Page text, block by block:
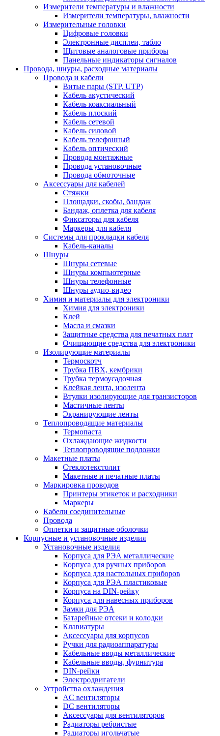
Измерители температуры и влажности
Измерители температуры, влажности
Измерительные головки
Цифровые головки
Электронные дисплеи, табло
Щитовые аналоговые приборы
Панельные индикаторы сигналов
Провода, шнуры, расходные материалы
Провода и кабели
Витые пары (STP, UTP)
Кабель акустический
Кабель коаксиальный
Кабель плоский
Кабель сетевой
Кабель силовой
Кабель телефонный
Кабель оптический
Провода монтажные
Провода установочные
Провода обмоточные
Аксессуары для кабелей
Стяжки
Площадки, скобы, бандаж
Бандаж, оплетка для кабеля
Фиксаторы для кабеля
Маркеры для кабеля
Системы для прокладки кабеля
Кабель-каналы
Шнуры
Шнуры сетевые
Шнуры компьютерные
Шнуры телефонные
Шнуры аудио-видео
Химия и материалы для электроники
Химия для электроники
Клей
Масла и смазки
Защитные средства для печатных плат
Очищающие средства для электроники
Изолирующие материалы
Термоскотч
Трубка ПВХ, кембрики
Трубка термоусадочная
Клейкая лента, изолента
Втулки изолирующие для транзисторов
Мастичные ленты
Экранирующие ленты
Теплопроводящие материалы
Термопаста
Охлаждающие жидкости
Теплопроводящие подложки
Макетные платы
Стеклотекстолит
Макетные и печатные платы
Маркировка проводов
Принтеры этикеток и расходники
Маркеры
Кабели соединительные
Провода
Оплетки и защитные оболочки
Корпусные и установочные изделия
Установочные изделия
Корпуса для РЭА металлические
Корпуса для ручных приборов
Корпуса для настольных приборов
Корпуса для РЭА пластиковые
Корпуса на DIN-рейку
Корпуса для навесных приборов
Замки для РЭА
Батарейные отсеки и колодки
Клавиатуры
Аксессуары для корпусов
Ручки для радиоаппаратуры
Кабельные вводы металлические
Кабельные вводы, фурнитура
DIN-рейки
Электродвигатели
Устройства охлаждения
AC вентиляторы
DC вентиляторы
Аксессуары для вентиляторов
Радиаторы ребристые
Радиаторы игольчатые